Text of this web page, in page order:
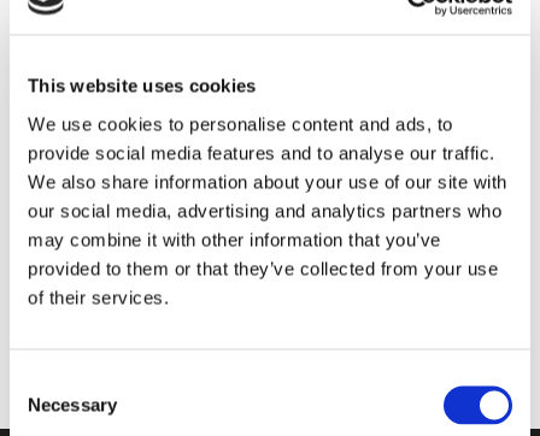
This website uses cookies
We use cookies to personalise content and ads, to
provide social media features and to analyse our traffic.
We also share information about your use of our site with
our social media, advertising and analytics partners who
may combine it with other information that you’ve
provided to them or that they’ve collected from your use
of their services.
Selection
Necessary